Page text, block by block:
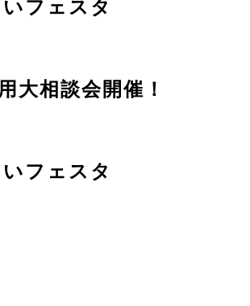
フェスタ
大相談会開催！
フェスタ